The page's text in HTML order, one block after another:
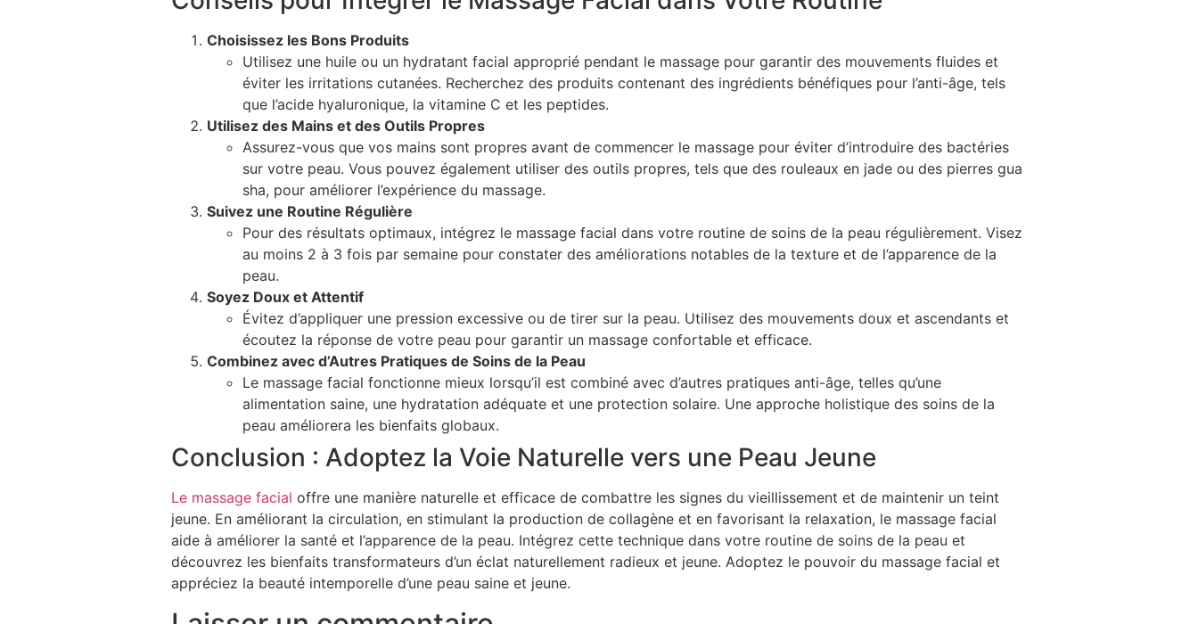
Choisissez les Bons Produits
Utilisez une huile ou un hydratant facial approprié pendant le massage pour garantir des mouvements fluides et
éviter les irritations cutanées. Recherchez des produits contenant des ingrédients bénéfiques pour l’anti-âge, tels
que l’acide hyaluronique, la vitamine C et les peptides.
Utilisez des Mains et des Outils Propres
Assurez-vous que vos mains sont propres avant de commencer le massage pour éviter d’introduire des bactéries
sur votre peau. Vous pouvez également utiliser des outils propres, tels que des rouleaux en jade ou des pierres gua
sha, pour améliorer l’expérience du massage.
Suivez une Routine Régulière
Pour des résultats optimaux, intégrez le massage facial dans votre routine de soins de la peau régulièrement. Visez
au moins 2 à 3 fois par semaine pour constater des améliorations notables de la texture et de l’apparence de la
peau.
Soyez Doux et Attentif
Évitez d’appliquer une pression excessive ou de tirer sur la peau. Utilisez des mouvements doux et ascendants et
écoutez la réponse de votre peau pour garantir un massage confortable et efficace.
Combinez avec d’Autres Pratiques de Soins de la Peau
Le massage facial fonctionne mieux lorsqu’il est combiné avec d’autres pratiques anti-âge, telles qu’une
alimentation saine, une hydratation adéquate et une protection solaire. Une approche holistique des soins de la
peau améliorera les bienfaits globaux.
Conclusion : Adoptez la Voie Naturelle vers une Peau Jeune
Le massage facial offre une manière naturelle et efficace de combattre les signes du vieillissement et de maintenir un teint
jeune. En améliorant la circulation, en stimulant la production de collagène et en favorisant la relaxation, le massage facial
aide à améliorer la santé et l’apparence de la peau. Intégrez cette technique dans votre routine de soins de la peau et
découvrez les bienfaits transformateurs d’un éclat naturellement radieux et jeune. Adoptez le pouvoir du massage facial et
appréciez la beauté intemporelle d’une peau saine et jeune.